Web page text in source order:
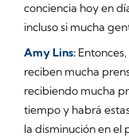
conciencia hoy en
incluso si mucha
Amy Lins:
reciben mucha
recibiendo mucha
tiempo y habrá
la disminución en